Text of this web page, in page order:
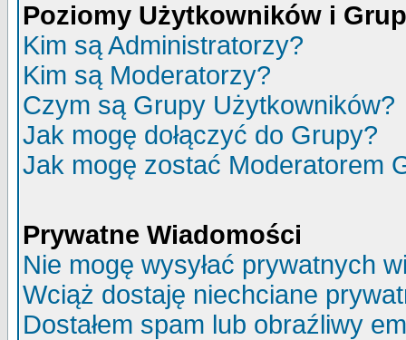
Poziomy Użytkowników i
Kim są Administratorzy?
Kim są Moderatorzy?
Czym są Grupy Użytkowników?
Jak mogę dołączyć do Grupy?
Jak mogę zostać Moderatorem
Prywatne Wiadomości
Nie mogę wysyłać prywatnych
Wciąż dostaję niechciane
Dostałem spam lub obraźliwy